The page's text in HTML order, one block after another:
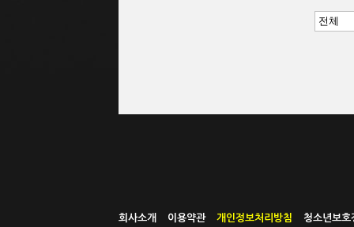
회사소개 이용약관 개인정보처리방침 청소년보호